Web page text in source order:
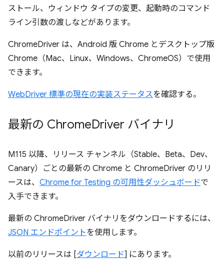
ストール、ウィンドウ タイプの変更、起動時のコマンド
ライン引数の渡しなどがあります。
ChromeDriver は、Android 版 Chrome とデスクトップ版
Chrome（Mac、Linux、Windows、ChromeOS）で使用
できます。
WebDriver 標準の現在の実装ステータスを確認する。
最新の ChromeDriver バイナリ
M115 以降、リリース チャンネル（Stable、Beta、Dev、
Canary）ごとの最新の Chrome と ChromeDriver のリリ
ースは、 Chrome for Testing の可用性ダッシュボードで
入手できます。
最新の ChromeDriver バイナリをダウンロードするには、
JSON エンドポイントを使用します。
以前のリリースは [ダウンロード] にあります。